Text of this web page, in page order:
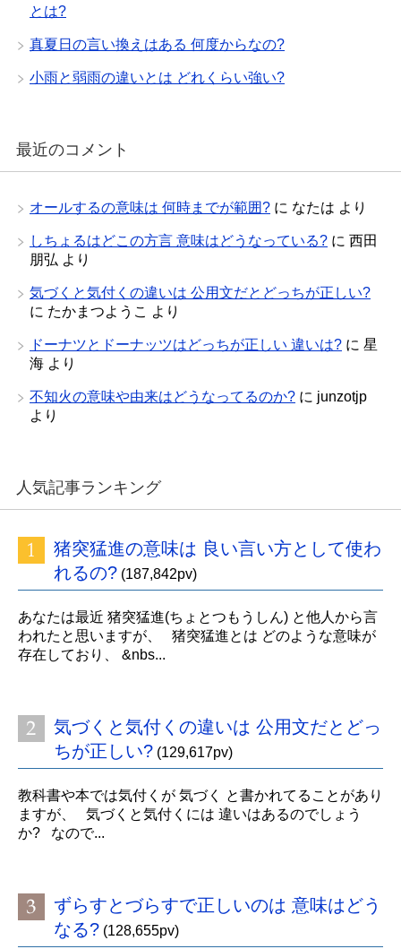
とは?
真夏日の言い換えはある 何度からなの?
小雨と弱雨の違いとは どれくらい強い?
最近のコメント
オールするの意味は 何時までが範囲? に なたは より
しちょるはどこの方言 意味はどうなっている? に 西田
朋弘 より
気づくと気付くの違いは 公用文だとどっちが正しい?
に たかまつようこ より
ドーナツとドーナッツはどっちが正しい 違いは? に 星
海 より
不知火の意味や由来はどうなってるのか? に junzotjp
より
人気記事ランキング
猪突猛進の意味は 良い言い方として使わ
れるの? (187,842pv)
あなたは最近 猪突猛進(ちょとつもうしん) と他人から言
われたと思いますが、 猪突猛進とは どのような意味が
存在しており、 &nbs...
気づくと気付くの違いは 公用文だとどっ
ちが正しい? (129,617pv)
教科書や本では気付くが 気づく と書かれてることがあり
ますが、 気づくと気付くには 違いはあるのでしょう
か? なので...
ずらすとづらすで正しいのは 意味はどう
なる? (128,655pv)